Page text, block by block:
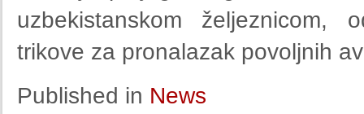
uzbekistanskom željeznicom,
trikove za pronalazak povoljnih
Published in News